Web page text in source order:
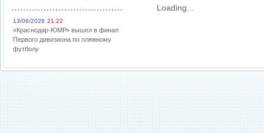
13/06/2026 21:22
«Краснодар-ЮМР» вышел в финал
Первого дивизиона по пляжному
футболу
Loading...